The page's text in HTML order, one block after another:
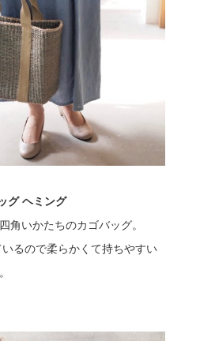
グ ヘミング
角いかたちのカゴバッグ。
るので柔らかくて持ちやすい